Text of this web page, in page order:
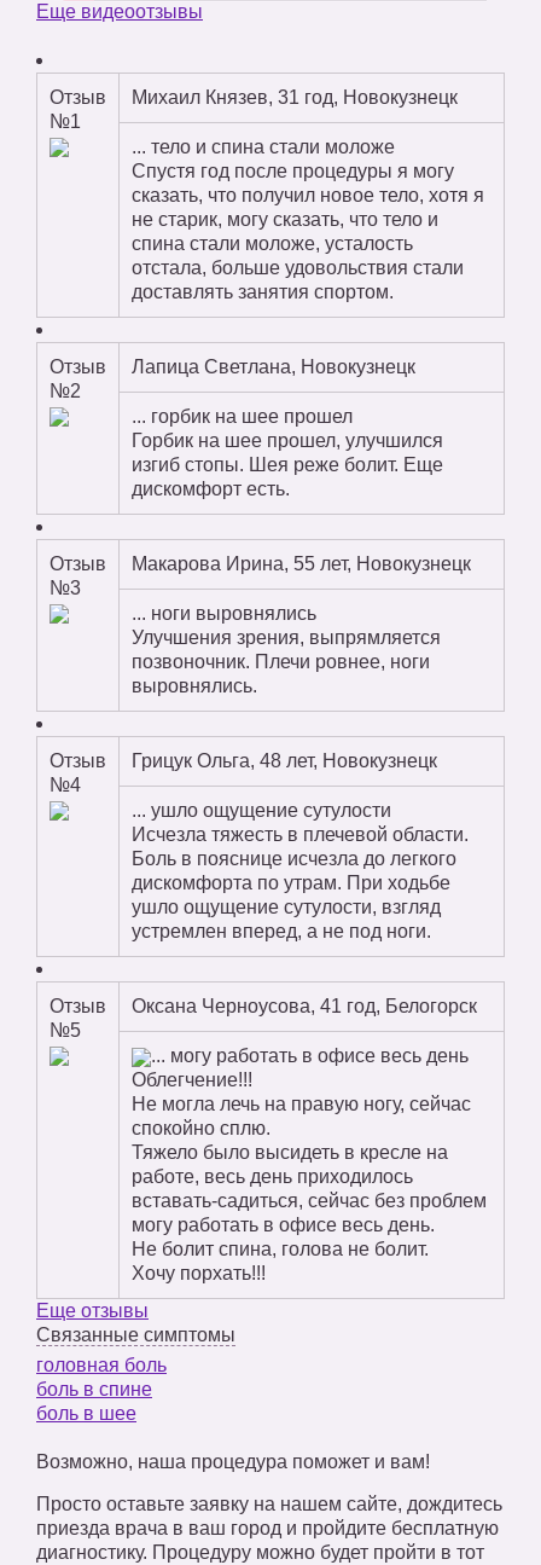
Еще видеоотзывы
Отзыв
№1
Михаил Князев, 31 год, Новокузнецк
... тело и спина стали моложе
Спустя год после процедуры я могу
сказать, что получил новое тело, хотя я
не старик, могу сказать, что тело и
спина стали моложе, усталость
отстала, больше удовольствия стали
доставлять занятия спортом.
Отзыв
№2
Лапица Светлана, Новокузнецк
... горбик на шее прошел
Горбик на шее прошел, улучшился
изгиб стопы. Шея реже болит. Еще
дискомфорт есть.
Отзыв
№3
Макарова Ирина, 55 лет, Новокузнецк
... ноги выровнялись
Улучшения зрения, выпрямляется
позвоночник. Плечи ровнее, ноги
выровнялись.
Отзыв
№4
Грицук Ольга, 48 лет, Новокузнецк
... ушло ощущение сутулости
Исчезла тяжесть в плечевой области.
Боль в пояснице исчезла до легкого
дискомфорта по утрам. При ходьбе
ушло ощущение сутулости, взгляд
устремлен вперед, а не под ноги.
Отзыв
№5
Оксана Черноусова, 41 год, Белогорск
... могу работать в офисе весь день
Облегчение!!!
Не могла лечь на правую ногу, сейчас
спокойно сплю.
Тяжело было высидеть в кресле на
работе, весь день приходилось
вставать-садиться, сейчас без проблем
могу работать в офисе весь день.
Не болит спина, голова не болит.
Хочу порхать!!!
Еще отзывы
Связанные симптомы
головная боль
боль в спине
боль в шее
Возможно, наша процедура поможет и вам!
Просто оставьте заявку на нашем сайте, дождитесь
приезда врача в ваш город и пройдите бесплатную
диагностику. Процедуру можно будет пройти в тот